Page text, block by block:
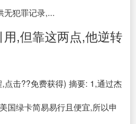
无犯罪记录,...
,但靠这两点,他逆转
点击??免费获得) 摘要: 1,通过杰
国绿卡简易易行且便宜,所以申